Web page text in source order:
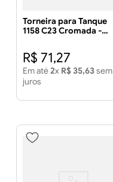
Torneira para Tanque
1158 C23 Cromada -
R$ 71,27
Em até2x R$ 35,63sem
juros